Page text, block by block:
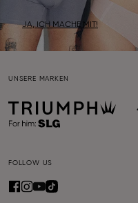
JA, ICH MACHE MIT!
UNSERE MARKEN
FOLLOW US